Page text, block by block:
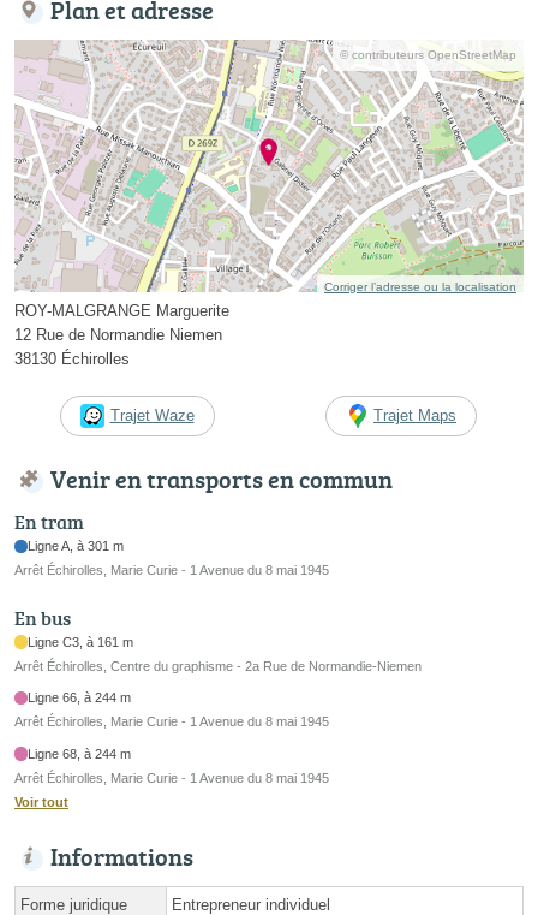
Plan et adresse
© contributeurs OpenStreetMap
Corriger l’adresse ou la localisation
ROY-MALGRANGE Marguerite
12 Rue de Normandie Niemen
38130 Échirolles
Trajet Waze Trajet Maps
Venir en transports en commun
En tram
Ligne A, à 301 m
Arrêt Échirolles, Marie Curie - 1 Avenue du 8 mai 1945
En bus
Ligne C3, à 161 m
Arrêt Échirolles, Centre du graphisme - 2a Rue de Normandie-Niemen
Ligne 66, à 244 m
Arrêt Échirolles, Marie Curie - 1 Avenue du 8 mai 1945
Ligne 68, à 244 m
Arrêt Échirolles, Marie Curie - 1 Avenue du 8 mai 1945
Voir tout
Informations
Forme juridique Entrepreneur individuel